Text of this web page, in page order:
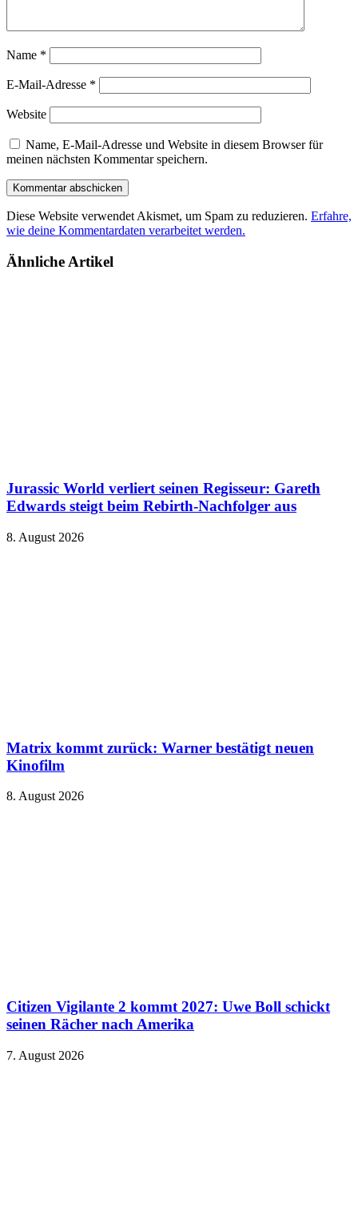
Name *
E-Mail-Adresse *
Website
Name, E-Mail-Adresse und Website in diesem Browser für
meinen nächsten Kommentar speichern.
Diese Website verwendet Akismet, um Spam zu reduzieren. Erfahre,
wie deine Kommentardaten verarbeitet werden.
Ähnliche Artikel
Jurassic World verliert seinen Regisseur: Gareth
Edwards steigt beim Rebirth-Nachfolger aus
8. August 2026
Matrix kommt zurück: Warner bestätigt neuen
Kinofilm
8. August 2026
Citizen Vigilante 2 kommt 2027: Uwe Boll schickt
seinen Rächer nach Amerika
7. August 2026